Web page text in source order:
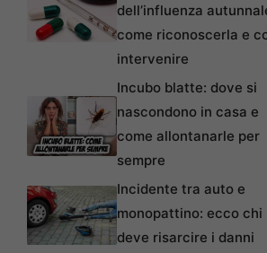
dell’influenza
come riconoscerla e
intervenire
Incubo blatte: dove si
nascondono in casa e
come allontanarle per
sempre
Incidente tra auto e
monopattino: ecco chi
deve risarcire i danni